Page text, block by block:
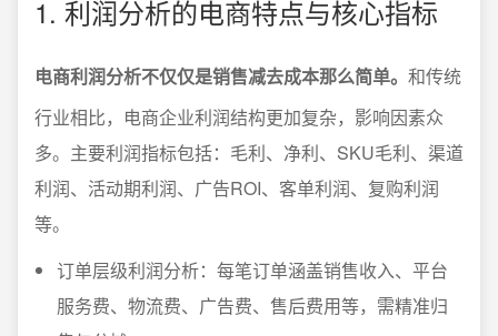
1. 利润分析的电商特点与核心指标
电商利润分析不仅仅是销售减去成本那么简单。 和传统
行业相比，电商企业利润结构更加复杂，影响因素众
多。主要利润指标包括：毛利、净利、SKU毛利、渠道
利润、活动期利润、广告ROI、客单利润、复购利润
等。
订单层级利润分析：每笔订单涵盖销售收入、平台
服务费、物流费、广告费、售后费用等，需精准归